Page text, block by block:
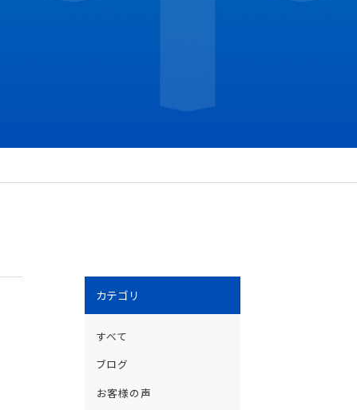
カテゴリ
すべて
ブログ
お客様の声